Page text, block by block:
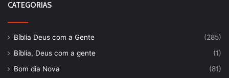
CATEGORIAS
Bíblia Deus com a Gente
(285)
Bíblia, Deus com a gente
(1)
Bom dia Nova
(81)